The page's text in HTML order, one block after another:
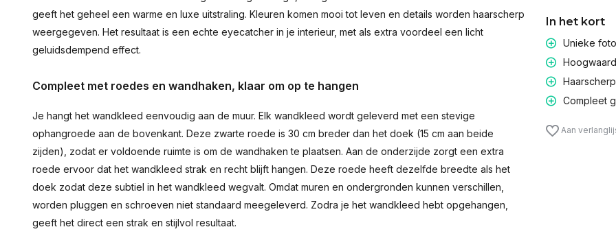
geeft het geheel een warme en luxe uitstraling. Kleuren komen mooi tot leven en details worden haarscherp
weergegeven. Het resultaat is een echte eyecatcher in je interieur, met als extra voordeel een licht
geluidsdempend effect.
Compleet met roedes en wandhaken, klaar om op te hangen
Je hangt het wandkleed eenvoudig aan de muur. Elk wandkleed wordt geleverd met een stevige
ophangroede aan de bovenkant. Deze zwarte roede is 30 cm breder dan het doek (15 cm aan beide
zijden), zodat er voldoende ruimte is om de wandhaken te plaatsen. Aan de onderzijde zorgt een extra
roede ervoor dat het wandkleed strak en recht blijft hangen. Deze roede heeft dezelfde breedte als het
doek zodat deze subtiel in het wandkleed wegvalt. Omdat muren en ondergronden kunnen verschillen,
worden pluggen en schroeven niet standaard meegeleverd. Zodra je het wandkleed hebt opgehangen,
geeft het direct een strak en stijlvol resultaat.
In het kort
Unieke
Compleet
Aan